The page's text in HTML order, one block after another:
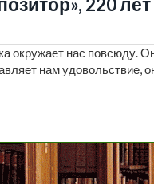
220
окружает нас повсюду.
нам удовольствие,